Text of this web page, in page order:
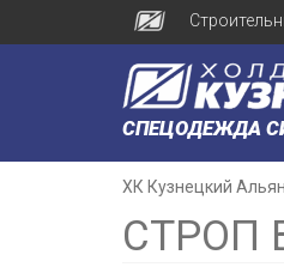
СПЕЦОДЕЖДА
ХК Кузнецкий
СТРОП